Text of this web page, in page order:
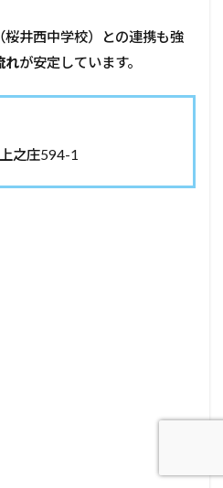
井西中学校）との連携も強
れが安定しています。
之庄594-1